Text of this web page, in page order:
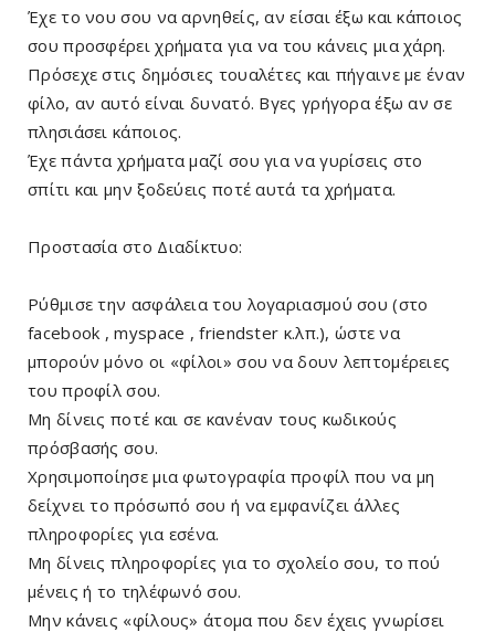
Έχε το νου σου να αρνηθείς, αν είσαι έξω και κάποιος
σου προσφέρει χρήματα για να του κάνεις μια χάρη.
Πρόσεχε στις δημόσιες τουαλέτες και πήγαινε με έναν
φίλο, αν αυτό είναι δυνατό. Βγες γρήγορα έξω αν σε
πλησιάσει κάποιος.
Έχε πάντα χρήματα μαζί σου για να γυρίσεις στο
σπίτι και μην ξοδεύεις ποτέ αυτά τα χρήματα.
Προστασία στο Διαδίκτυο:
Ρύθμισε την ασφάλεια του λογαριασμού σου (στο
facebook , myspace , friendster κ.λπ.), ώστε να
μπορούν μόνο οι «φίλοι» σου να δουν λεπτομέρειες
του προφίλ σου.
Μη δίνεις ποτέ και σε κανέναν τους κωδικούς
πρόσβασής σου.
Χρησιμοποίησε μια φωτογραφία προφίλ που να μη
δείχνει το πρόσωπό σου ή να εμφανίζει άλλες
πληροφορίες για εσένα.
Μη δίνεις πληροφορίες για το σχολείο σου, το πού
μένεις ή το τηλέφωνό σου.
Μην κάνεις «φίλους» άτομα που δεν έχεις γνωρίσει